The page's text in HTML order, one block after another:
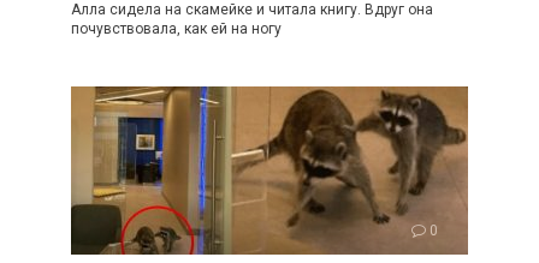
Алла сидела на скамейке и читала книгу. Вдруг она
почувствовала, как ей на ногу
0